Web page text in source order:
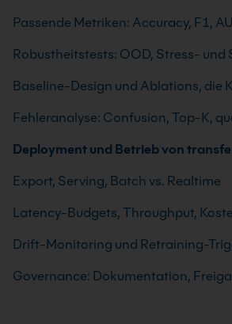
Passende Metriken: Accuracy, F1,
Robustheitstests: OOD, Stress- und
Baseline-Design und Ablations, die
Fehleranalyse: Confusion, Top-K,
Deployment und Betrieb von
Export, Serving, Batch vs. Realtime
Latency-Budgets, Throughput,
Drift-Monitoring und Retraining-
Governance: Dokumentation,